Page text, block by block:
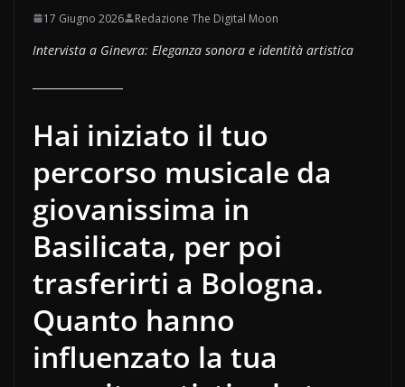
17 Giugno 2026 Redazione The Digital Moon
Intervista a Ginevra: Eleganza sonora e identità artistica
Hai iniziato il tuo
percorso musicale da
giovanissima in
Basilicata, per poi
trasferirti a Bologna.
Quanto hanno
influenzato la tua